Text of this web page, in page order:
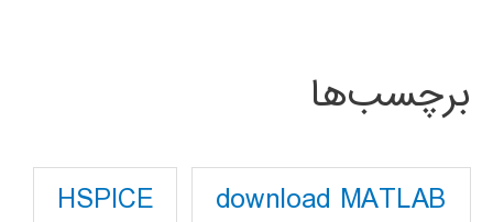
برچسب‌ها
download MATLAB
HSPICE